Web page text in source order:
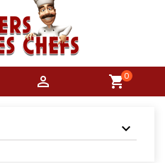
 shopping_cart0